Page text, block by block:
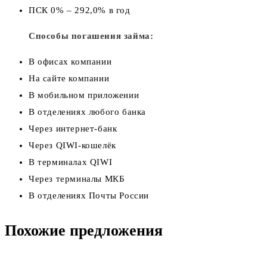
ПСК 0% – 292,0% в год
Способы погашения займа:
В офисах компании
На сайте компании
В мобильном приложении
В отделениях любого банка
Через интернет-банк
Через QIWI-кошелёк
В терминалах QIWI
Через терминалы МКБ
В отделениях Почты России
Похожие предложения